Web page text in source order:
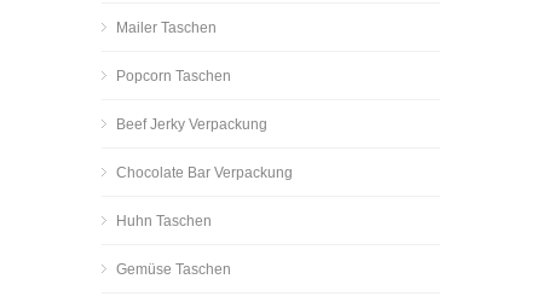
Mailer Taschen
Popcorn Taschen
Beef Jerky Verpackung
Chocolate Bar Verpackung
Huhn Taschen
Gemüse Taschen